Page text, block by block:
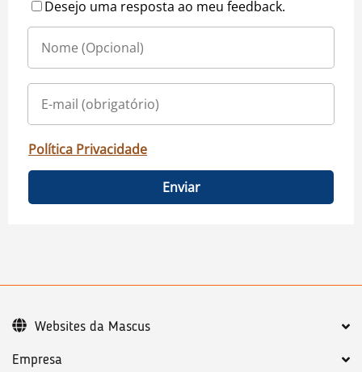
Desejo uma resposta ao meu feedback.
Política Privacidade
Enviar
Empresa
Websites da Mascus